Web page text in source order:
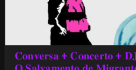
𝐂𝐨𝐧𝐯𝐞𝐫𝐬𝐚 + 𝐂𝐨𝐧𝐜𝐞𝐫𝐭𝐨 +